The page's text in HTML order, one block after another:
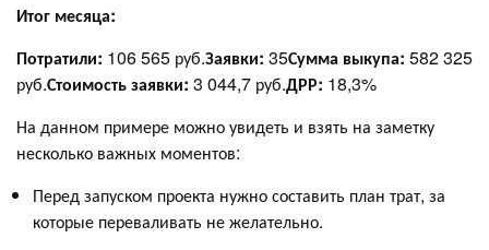
Итог месяца:
Потратили: 106 565 руб.Заявки: 35Сумма выкупа: 582 325
руб.Стоимость заявки: 3 044,7 руб.ДРР: 18,3%
На данном примере можно увидеть и взять на заметку
несколько важных моментов:
Перед запуском проекта нужно составить план трат, за
которые переваливать не желательно.